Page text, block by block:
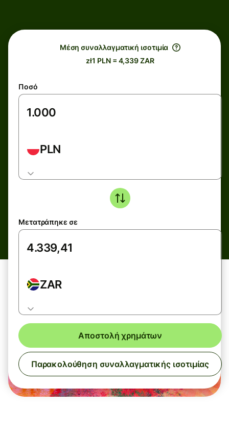
Μέση συναλλαγματική ισοτιμία
zł1 PLN = 4,339 ZAR
Ποσό
PLN
Μετατράπηκε σε
ZAR
Αποστολή χρημάτων
Παρακολούθηση συναλλαγματικής ισοτιμίας